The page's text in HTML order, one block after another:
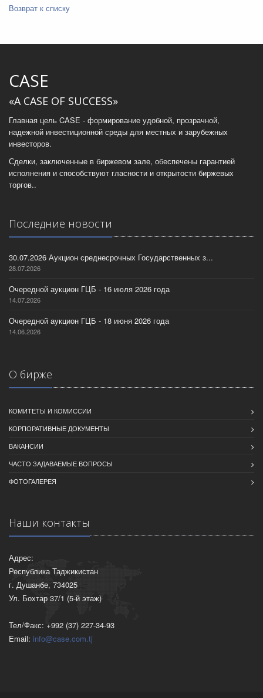
Возврат к списку
CASE
«A CASE OF SUCCESS»
Главная цель CASE - формирование удобной, прозрачной,
надежной инвестиционной среды для местных и зарубежных
инвесторов.
Сделки, заключенные в биржевом зале, обеспечены гарантией
исполнения и способствуют гласности и открытости биржевых
торгов..
Последние новости
30.07.2026 Аукцион среднесрочных Государственных з...
28.07.2026
Очередной аукцион ГЦБ - 16 июля 2026 года
14.07.2026
Очередной аукцион ГЦБ - 18 июня 2026 года
14.06.2026
О бирже
КОМИТЕТЫ И КОМИССИИ
КОРПОРАТИВНЫЕ ДОКУМЕНТЫ
ВАКАНСИИ
ЧАСТО ЗАДАВАЕМЫЕ ВОПРОСЫ
ФОТОГАЛЕРЕЯ
Наши контакты
Адрес:
Республика Таджикистан
г. Душанбе, 734025
Ул. Бохтар 37/1 (5-й этаж)
Тел/Факс: +992 (37) 227-34-93
Email: info@case.com.tj